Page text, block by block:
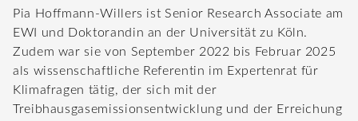
Pia Hoffmann-Willers ist Senior Research Associate am
EWI und Doktorandin an der Universität zu Köln.
Zudem war sie von September 2022 bis Februar 2025
als wissenschaftliche Referentin im Expertenrat für
Klimafragen tätig, der sich mit der
Treibhausgasemissionsentwicklung und der Erreichung